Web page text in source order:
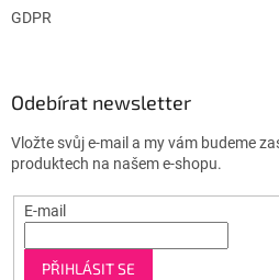
GDPR
Odebírat newsletter
Vložte svůj e-mail a my vám budeme
produktech na našem e-shopu.
E-mail
PŘIHLÁSIT SE